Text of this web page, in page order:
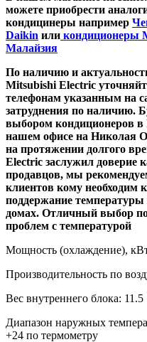
можете приобрести
кондицинеры например
Daikin или кондиционеры
Малайзия
По наличию и
Mitsubishi Electric
телефонам указанным на
затруднения по наличию.
выбором кондиционеров
нашем офисе на Николая
на протяжении долгого
Electric заслужил доверие
продавцов, мы
клиентов кому необходим
поддержание
домах. Отличный выбор
проблем с температурой
Мощность (охлаждение),
Производительность по
Вес внутреннего блока: 11.5
Диапазон наружных
+24 по термометру